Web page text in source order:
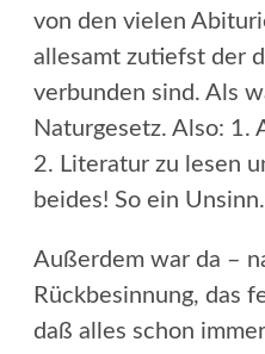
von den vielen
allesamt zutiefst der
verbunden sind. Als
Naturgesetz. Also: 1.
2. Literatur zu lesen
beides! So ein Unsinn.
Außerdem war da –
Rückbesinnung, das
daß alles schon